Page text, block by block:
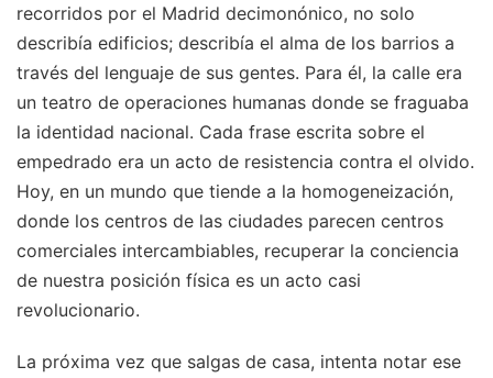
recorridos por el Madrid decimonónico, no solo
describía edificios; describía el alma de los barrios a
través del lenguaje de sus gentes. Para él, la calle era
un teatro de operaciones humanas donde se fraguaba
la identidad nacional. Cada frase escrita sobre el
empedrado era un acto de resistencia contra el olvido.
Hoy, en un mundo que tiende a la homogeneización,
donde los centros de las ciudades parecen centros
comerciales intercambiables, recuperar la conciencia
de nuestra posición física es un acto casi
revolucionario.
La próxima vez que salgas de casa, intenta notar ese